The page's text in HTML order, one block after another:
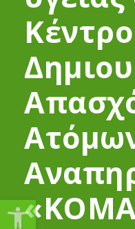
Κέντρο
Ανοίξτε τη